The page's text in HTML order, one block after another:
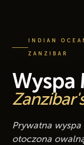
INDIAN
ZANZIBAR
Wyspa
Prywatna
otoczona